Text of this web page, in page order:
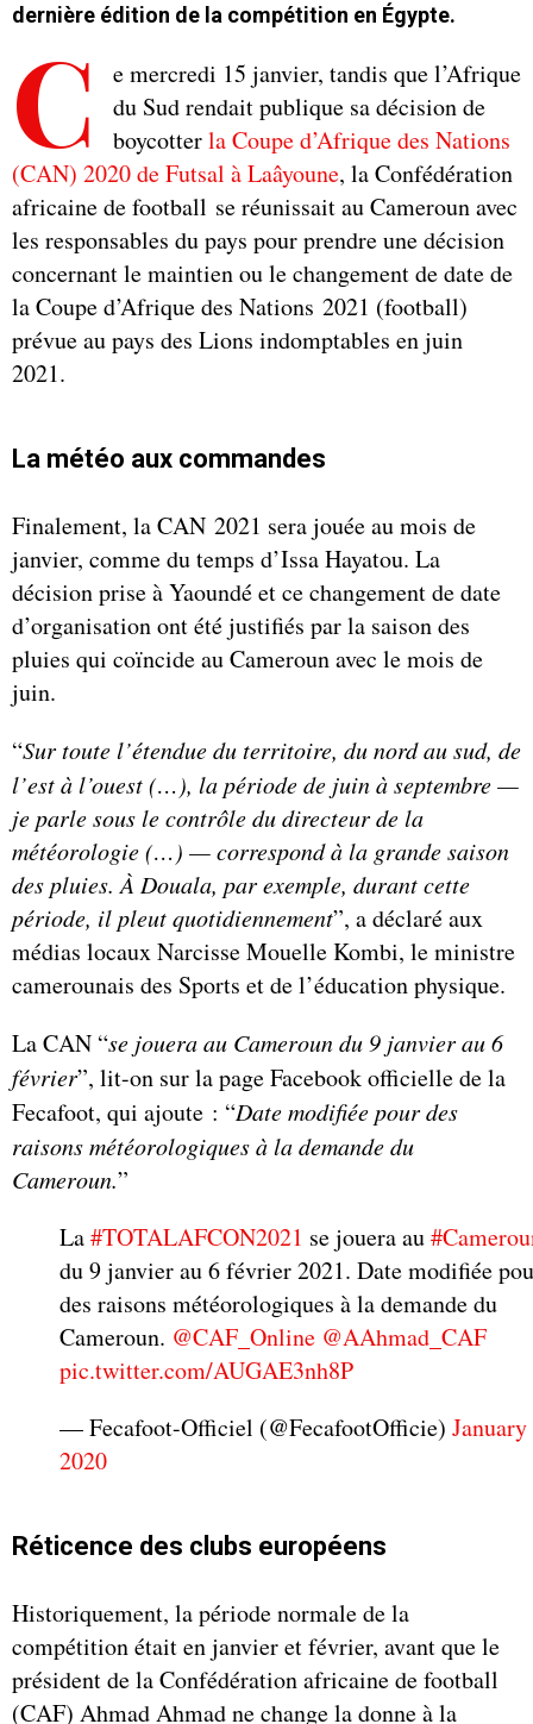
dernière édition de la compétition en Égypte.
C
e mercredi 15 janvier, tandis que l’Afrique
du Sud rendait publique sa décision de
boycotterla Coupe d’Afrique des Nations
(CAN) 2020 de Futsal à Laâyoune, la Confédération
africaine de football se réunissait au Cameroun avec
les responsables du pays pour prendre une décision
concernant le maintien ou le changement de date de
la Coupe d’Afrique des Nations 2021 (football)
prévue au pays des Lions indomptables en juin
2021.
La météo aux commandes
Finalement, la CAN 2021 sera jouée au mois de
janvier, comme du temps d’Issa Hayatou. La
décision prise à Yaoundé et ce changement de date
d’organisation ont été justifiés par la saison des
pluies qui coïncide au Cameroun avec le mois de
juin.
“Sur toute l’étendue du territoire, du nord au sud, de
l’est à l’ouest (…), la période de juin à septembre —
je parle sous le contrôle du directeur de la
météorologie (…) — correspond à la grande saison
des pluies. À Douala, par exemple, durant cette
période, il pleut quotidiennement”, a déclaré aux
médias locaux Narcisse Mouelle Kombi, le ministre
camerounais des Sports et de l’éducation physique.
La CAN “se jouera au Cameroun du 9 janvier au 6
février”, lit-on sur la page Facebook officielle de la
Fecafoot, qui ajoute : “Date modifiée pour des
raisons météorologiques à la demande du
Cameroun.”
La#TOTALAFCON2021 se jouera au
du 9 janvier au 6 février 2021. Date modifiée
des raisons météorologiques à la demande du
Cameroun. @CAF_Online @AAhmad_CAF
pic.twitter.com/AUGAE3nh8P
— Fecafoot-Officiel (@FecafootOfficie)
2020
Réticence des clubs européens
Historiquement, la période normale de la
compétition était en janvier et février, avant que le
président de la Confédération africaine de football
(CAF) Ahmad Ahmad ne change la donne à la